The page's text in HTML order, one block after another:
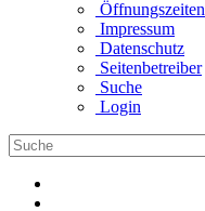
Öffnungszeiten
Impressum
Datenschutz
Seitenbetreiber
Suche
Login